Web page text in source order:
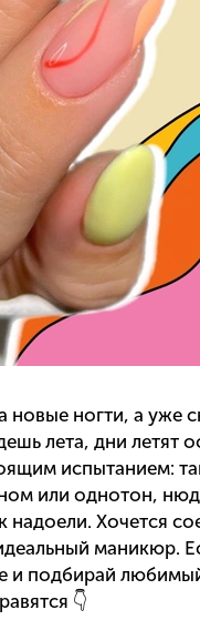
новые ногти, а уже
лета, дни летят
испытанием:
или однотон,
надоели. Хочется
маникюр.
и подбирай
👇